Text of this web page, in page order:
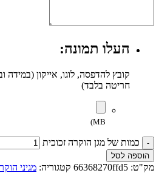
העלו תמונה:
קובץ להדפסה, לוגו, אייקון
חריטה בלבד)
MB)
כמות של מגן הוקרה זכוכית
הוספה לסל
מק"ט: 66368270ffd5 קטגוריה: מגיני